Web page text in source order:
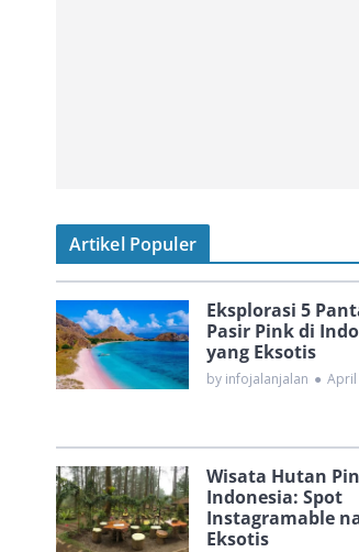
Artikel Populer
Eksplorasi 5
Pasir Pink di
yang Eksotis
by infojalanjalan ● April
Wisata Hutan
Indonesia: Spot
Instagramable
Eksotis